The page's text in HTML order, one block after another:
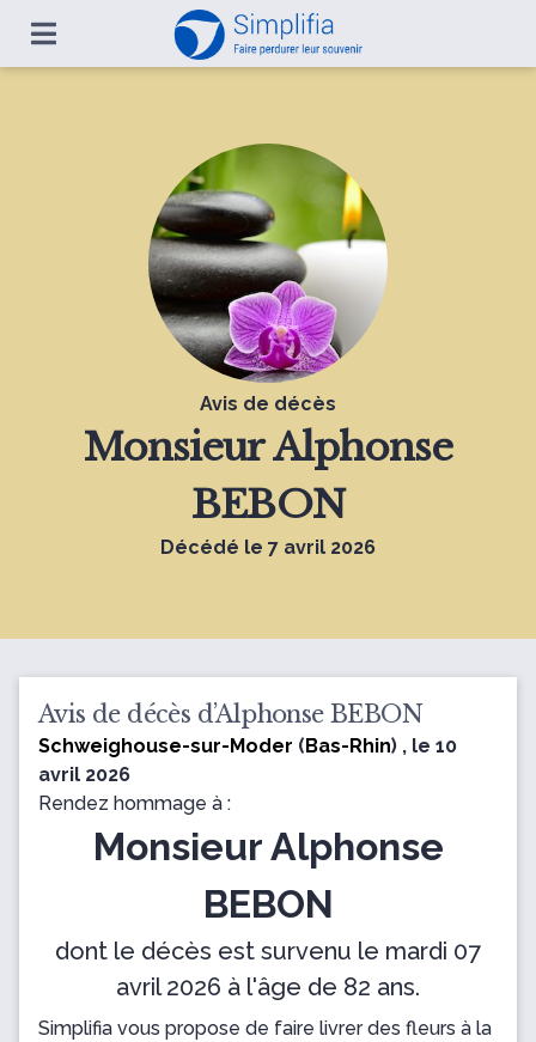
Avis de décès
MonsieurAlphonse
BEBON
Décédé le 7 avril 2026
Avis de décès d’Alphonse BEBON
Schweighouse-sur-Moder (Bas-Rhin) , le 10
avril 2026
Rendez hommage à :
Monsieur Alphonse
BEBON
dont le décès est survenu le mardi 07
avril 2026 à l'âge de 82 ans.
Simplifia vous propose de faire livrer des fleurs à la